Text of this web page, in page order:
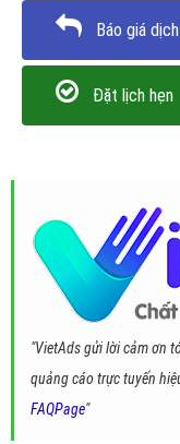
Báo giá
Đặt lịch hẹn
"VietAds gửi lời cảm ơn
quảng cáo trực tuyến
FAQPage"